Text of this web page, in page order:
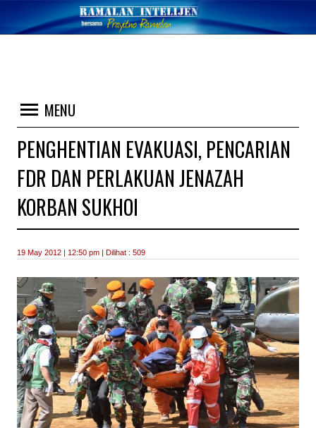
MENU
PENGHENTIAN EVAKUASI, PENCARIAN
FDR DAN PERLAKUAN JENAZAH
KORBAN SUKHOI
19 May 2012 | 12:50 pm | Dilihat : 509